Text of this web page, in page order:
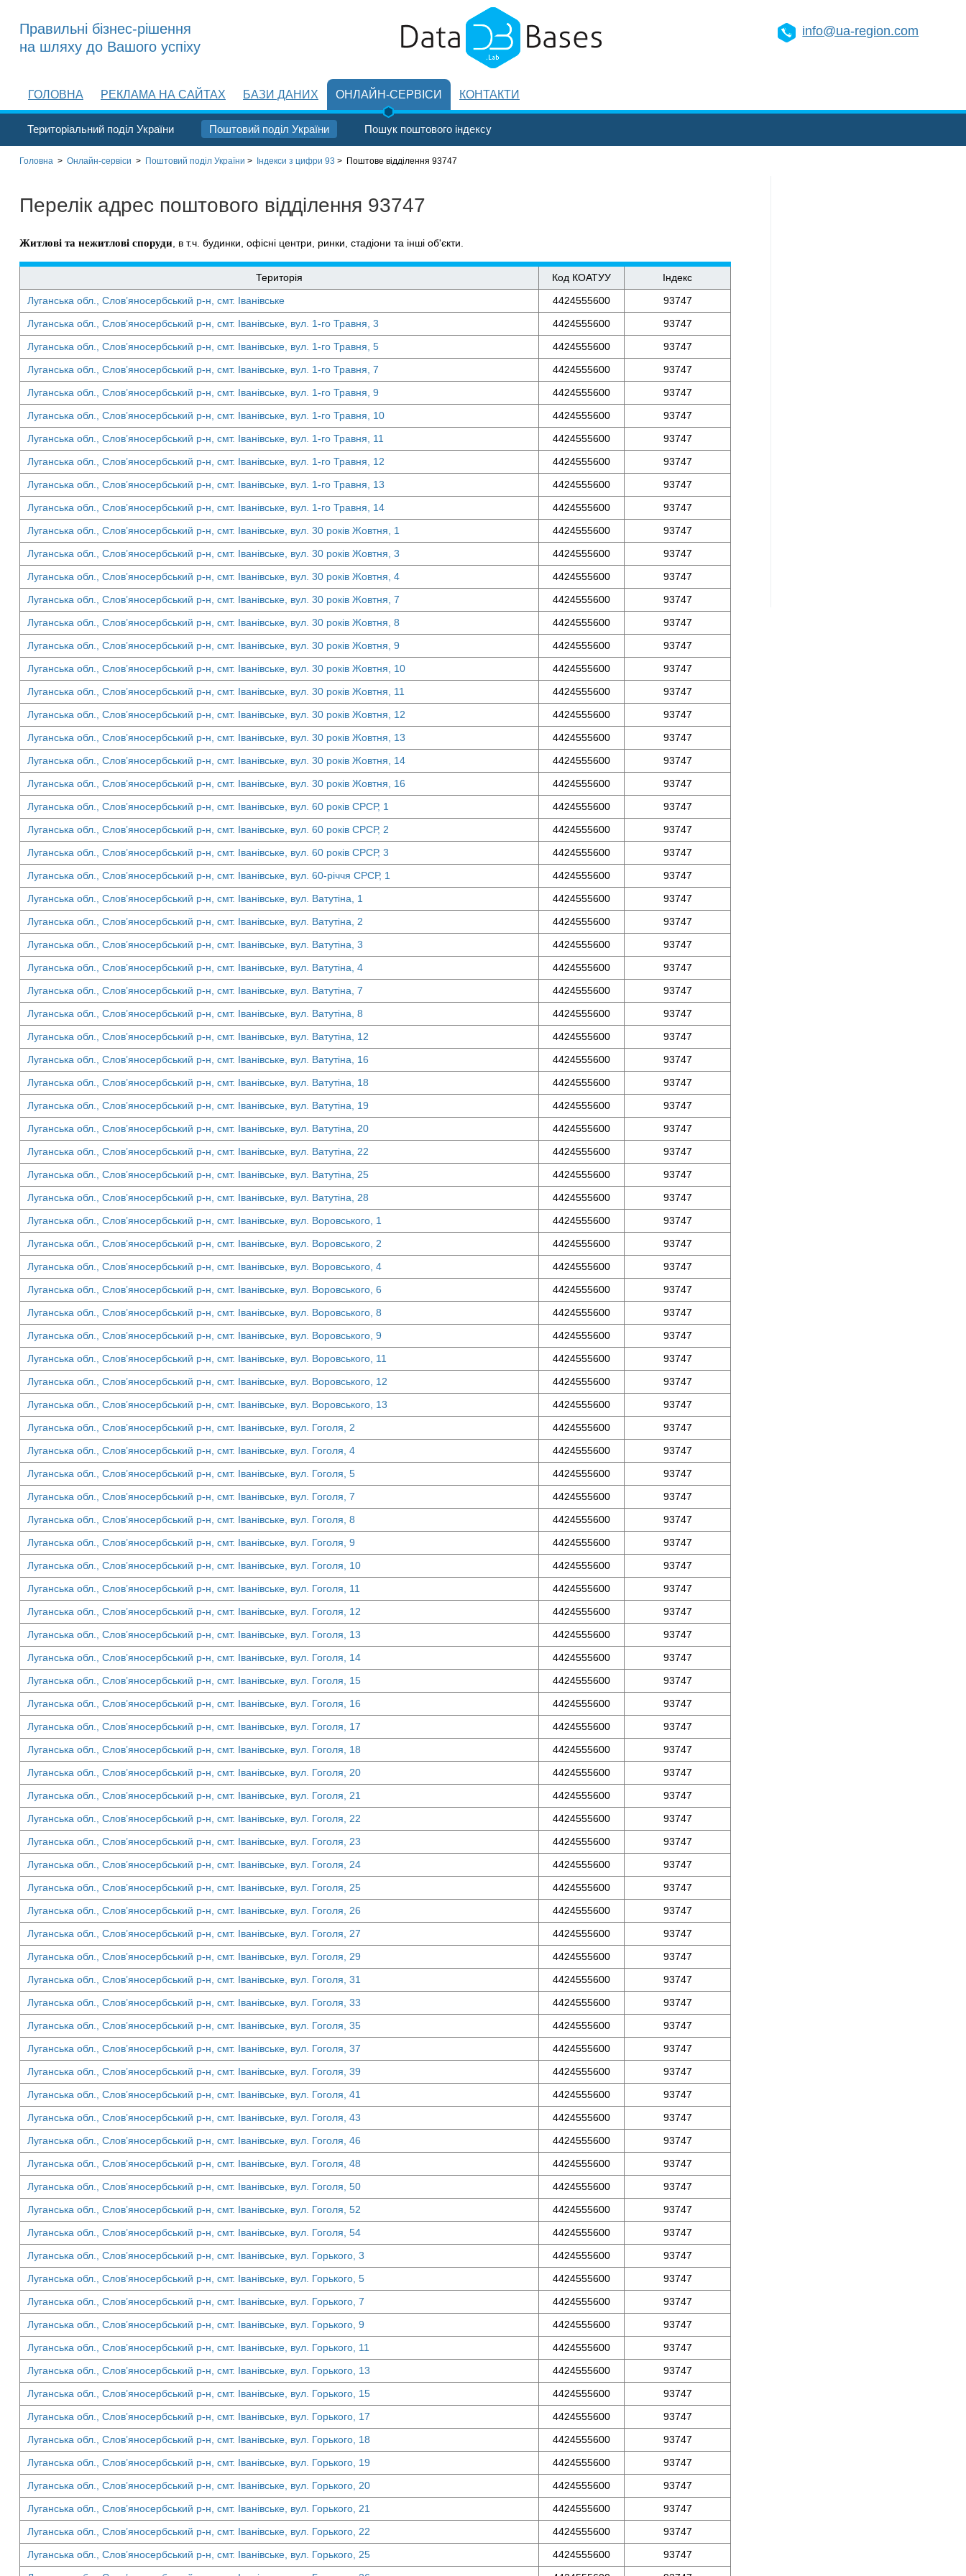
info@ua-region.com
Правильні бізнес-рішення
на шляху до Вашого успіху
ГОЛОВНА РЕКЛАМА НА САЙТАХ БАЗИ ДАНИХ ОНЛАЙН-СЕРВІСИ
Територіальний поділ України Поштовий поділ України Пошук поштового індексу
КОНТАКТИ
Головна > Онлайн-сервіси > Поштовий поділ України > Індекси з цифри 93 > Поштове відділення 93747
Перелік адрес поштового відділення 93747
Житлові та нежитлові споруди , в т.ч. будинки, офісні центри, ринки, стадіони та інші об'єкти.
Територія Код КОАТУУ
Індекс
Луганська обл., Слов’яносербський р-н, смт. Іванівське
4424555600
93747
Луганська обл., Слов’яносербський р-н, смт. Іванівське, вул. 1-го Травня, 3
4424555600
93747
Луганська обл., Слов’яносербський р-н, смт. Іванівське, вул. 1-го Травня, 5
4424555600
93747
Луганська обл., Слов’яносербський р-н, смт. Іванівське, вул. 1-го Травня, 7
4424555600
93747
Луганська обл., Слов’яносербський р-н, смт. Іванівське, вул. 1-го Травня, 9
4424555600
93747
Луганська обл., Слов’яносербський р-н, смт. Іванівське, вул. 1-го Травня, 10
4424555600
93747
Луганська обл., Слов’яносербський р-н, смт. Іванівське, вул. 1-го Травня, 11
4424555600
93747
Луганська обл., Слов’яносербський р-н, смт. Іванівське, вул. 1-го Травня, 12
4424555600
93747
Луганська обл., Слов’яносербський р-н, смт. Іванівське, вул. 1-го Травня, 13
4424555600
93747
Луганська обл., Слов’яносербський р-н, смт. Іванівське, вул. 1-го Травня, 14
4424555600
93747
Луганська обл., Слов’яносербський р-н, смт. Іванівське, вул. 30 років Жовтня, 1
4424555600
93747
Луганська обл., Слов’яносербський р-н, смт. Іванівське, вул. 30 років Жовтня, 3
4424555600
93747
Луганська обл., Слов’яносербський р-н, смт. Іванівське, вул. 30 років Жовтня, 4
4424555600
93747
Луганська обл., Слов’яносербський р-н, смт. Іванівське, вул. 30 років Жовтня, 7
4424555600
93747
Луганська обл., Слов’яносербський р-н, смт. Іванівське, вул. 30 років Жовтня, 8
4424555600
93747
Луганська обл., Слов’яносербський р-н, смт. Іванівське, вул. 30 років Жовтня, 9
4424555600
93747
Луганська обл., Слов’яносербський р-н, смт. Іванівське, вул. 30 років Жовтня, 10
4424555600
93747
Луганська обл., Слов’яносербський р-н, смт. Іванівське, вул. 30 років Жовтня, 11
4424555600
93747
Луганська обл., Слов’яносербський р-н, смт. Іванівське, вул. 30 років Жовтня, 12
4424555600
93747
Луганська обл., Слов’яносербський р-н, смт. Іванівське, вул. 30 років Жовтня, 13
4424555600
93747
Луганська обл., Слов’яносербський р-н, смт. Іванівське, вул. 30 років Жовтня, 14
4424555600
93747
Луганська обл., Слов’яносербський р-н, смт. Іванівське, вул. 30 років Жовтня, 16
4424555600
93747
Луганська обл., Слов’яносербський р-н, смт. Іванівське, вул. 60 років СРСР, 1
4424555600
93747
Луганська обл., Слов’яносербський р-н, смт. Іванівське, вул. 60 років СРСР, 2
4424555600
93747
Луганська обл., Слов’яносербський р-н, смт. Іванівське, вул. 60 років СРСР, 3
4424555600
93747
Луганська обл., Слов’яносербський р-н, смт. Іванівське, вул. 60-річчя СРСР, 1
4424555600
93747
Луганська обл., Слов’яносербський р-н, смт. Іванівське, вул. Ватутіна, 1
4424555600
93747
Луганська обл., Слов’яносербський р-н, смт. Іванівське, вул. Ватутіна, 2
4424555600
93747
Луганська обл., Слов’яносербський р-н, смт. Іванівське, вул. Ватутіна, 3
4424555600
93747
Луганська обл., Слов’яносербський р-н, смт. Іванівське, вул. Ватутіна, 4
4424555600
93747
Луганська обл., Слов’яносербський р-н, смт. Іванівське, вул. Ватутіна, 7
4424555600
93747
Луганська обл., Слов’яносербський р-н, смт. Іванівське, вул. Ватутіна, 8
4424555600
93747
Луганська обл., Слов’яносербський р-н, смт. Іванівське, вул. Ватутіна, 12
4424555600
93747
Луганська обл., Слов’яносербський р-н, смт. Іванівське, вул. Ватутіна, 16
4424555600
93747
Луганська обл., Слов’яносербський р-н, смт. Іванівське, вул. Ватутіна, 18
4424555600
93747
Луганська обл., Слов’яносербський р-н, смт. Іванівське, вул. Ватутіна, 19
4424555600
93747
Луганська обл., Слов’яносербський р-н, смт. Іванівське, вул. Ватутіна, 20
4424555600
93747
Луганська обл., Слов’яносербський р-н, смт. Іванівське, вул. Ватутіна, 22
4424555600
93747
Луганська обл., Слов’яносербський р-н, смт. Іванівське, вул. Ватутіна, 25
4424555600
93747
Луганська обл., Слов’яносербський р-н, смт. Іванівське, вул. Ватутіна, 28
4424555600
93747
Луганська обл., Слов’яносербський р-н, смт. Іванівське, вул. Воровського, 1
4424555600
93747
Луганська обл., Слов’яносербський р-н, смт. Іванівське, вул. Воровського, 2
4424555600
93747
Луганська обл., Слов’яносербський р-н, смт. Іванівське, вул. Воровського, 4
4424555600
93747
Луганська обл., Слов’яносербський р-н, смт. Іванівське, вул. Воровського, 6
4424555600
93747
Луганська обл., Слов’яносербський р-н, смт. Іванівське, вул. Воровського, 8
4424555600
93747
Луганська обл., Слов’яносербський р-н, смт. Іванівське, вул. Воровського, 9
4424555600
93747
Луганська обл., Слов’яносербський р-н, смт. Іванівське, вул. Воровського, 11
4424555600
93747
Луганська обл., Слов’яносербський р-н, смт. Іванівське, вул. Воровського, 12
4424555600
93747
Луганська обл., Слов’яносербський р-н, смт. Іванівське, вул. Воровського, 13
4424555600
93747
Луганська обл., Слов’яносербський р-н, смт. Іванівське, вул. Гоголя, 2
4424555600
93747
Луганська обл., Слов’яносербський р-н, смт. Іванівське, вул. Гоголя, 4
4424555600
93747
Луганська обл., Слов’яносербський р-н, смт. Іванівське, вул. Гоголя, 5
4424555600
93747
Луганська обл., Слов’яносербський р-н, смт. Іванівське, вул. Гоголя, 7
4424555600
93747
Луганська обл., Слов’яносербський р-н, смт. Іванівське, вул. Гоголя, 8
4424555600
93747
Луганська обл., Слов’яносербський р-н, смт. Іванівське, вул. Гоголя, 9
4424555600
93747
Луганська обл., Слов’яносербський р-н, смт. Іванівське, вул. Гоголя, 10
4424555600
93747
Луганська обл., Слов’яносербський р-н, смт. Іванівське, вул. Гоголя, 11
4424555600
93747
Луганська обл., Слов’яносербський р-н, смт. Іванівське, вул. Гоголя, 12
4424555600
93747
Луганська обл., Слов’яносербський р-н, смт. Іванівське, вул. Гоголя, 13
4424555600
93747
Луганська обл., Слов’яносербський р-н, смт. Іванівське, вул. Гоголя, 14
4424555600
93747
Луганська обл., Слов’яносербський р-н, смт. Іванівське, вул. Гоголя, 15
4424555600
93747
Луганська обл., Слов’яносербський р-н, смт. Іванівське, вул. Гоголя, 16
4424555600
93747
Луганська обл., Слов’яносербський р-н, смт. Іванівське, вул. Гоголя, 17
4424555600
93747
Луганська обл., Слов’яносербський р-н, смт. Іванівське, вул. Гоголя, 18
4424555600
93747
Луганська обл., Слов’яносербський р-н, смт. Іванівське, вул. Гоголя, 20
4424555600
93747
Луганська обл., Слов’яносербський р-н, смт. Іванівське, вул. Гоголя, 21
4424555600
93747
Луганська обл., Слов’яносербський р-н, смт. Іванівське, вул. Гоголя, 22
4424555600
93747
Луганська обл., Слов’яносербський р-н, смт. Іванівське, вул. Гоголя, 23
4424555600
93747
Луганська обл., Слов’яносербський р-н, смт. Іванівське, вул. Гоголя, 24
4424555600
93747
Луганська обл., Слов’яносербський р-н, смт. Іванівське, вул. Гоголя, 25
4424555600
93747
Луганська обл., Слов’яносербський р-н, смт. Іванівське, вул. Гоголя, 26
4424555600
93747
Луганська обл., Слов’яносербський р-н, смт. Іванівське, вул. Гоголя, 27
4424555600
93747
Луганська обл., Слов’яносербський р-н, смт. Іванівське, вул. Гоголя, 29
4424555600
93747
Луганська обл., Слов’яносербський р-н, смт. Іванівське, вул. Гоголя, 31
4424555600
93747
Луганська обл., Слов’яносербський р-н, смт. Іванівське, вул. Гоголя, 33
4424555600
93747
Луганська обл., Слов’яносербський р-н, смт. Іванівське, вул. Гоголя, 35
4424555600
93747
Луганська обл., Слов’яносербський р-н, смт. Іванівське, вул. Гоголя, 37
4424555600
93747
Луганська обл., Слов’яносербський р-н, смт. Іванівське, вул. Гоголя, 39
4424555600
93747
Луганська обл., Слов’яносербський р-н, смт. Іванівське, вул. Гоголя, 41
4424555600
93747
Луганська обл., Слов’яносербський р-н, смт. Іванівське, вул. Гоголя, 43
4424555600
93747
Луганська обл., Слов’яносербський р-н, смт. Іванівське, вул. Гоголя, 46
4424555600
93747
Луганська обл., Слов’яносербський р-н, смт. Іванівське, вул. Гоголя, 48
4424555600
93747
Луганська обл., Слов’яносербський р-н, смт. Іванівське, вул. Гоголя, 50
4424555600
93747
Луганська обл., Слов’яносербський р-н, смт. Іванівське, вул. Гоголя, 52
4424555600
93747
Луганська обл., Слов’яносербський р-н, смт. Іванівське, вул. Гоголя, 54
4424555600
93747
Луганська обл., Слов’яносербський р-н, смт. Іванівське, вул. Горького, 3
4424555600
93747
Луганська обл., Слов’яносербський р-н, смт. Іванівське, вул. Горького, 5
4424555600
93747
Луганська обл., Слов’яносербський р-н, смт. Іванівське, вул. Горького, 7
4424555600
93747
Луганська обл., Слов’яносербський р-н, смт. Іванівське, вул. Горького, 9
4424555600
93747
Луганська обл., Слов’яносербський р-н, смт. Іванівське, вул. Горького, 11
4424555600
93747
Луганська обл., Слов’яносербський р-н, смт. Іванівське, вул. Горького, 13
4424555600
93747
Луганська обл., Слов’яносербський р-н, смт. Іванівське, вул. Горького, 15
4424555600
93747
Луганська обл., Слов’яносербський р-н, смт. Іванівське, вул. Горького, 17
4424555600
93747
Луганська обл., Слов’яносербський р-н, смт. Іванівське, вул. Горького, 18
4424555600
93747
Луганська обл., Слов’яносербський р-н, смт. Іванівське, вул. Горького, 19
4424555600
93747
Луганська обл., Слов’яносербський р-н, смт. Іванівське, вул. Горького, 20
4424555600
93747
Луганська обл., Слов’яносербський р-н, смт. Іванівське, вул. Горького, 21
4424555600
93747
Луганська обл., Слов’яносербський р-н, смт. Іванівське, вул. Горького, 22
4424555600
93747
Луганська обл., Слов’яносербський р-н, смт. Іванівське, вул. Горького, 25
4424555600
93747